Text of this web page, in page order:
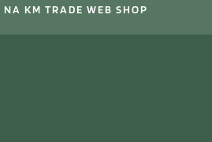
NA KM TRADE WEB SHOP